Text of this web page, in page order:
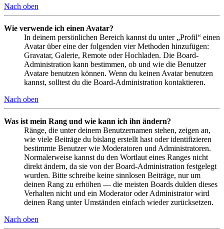
Nach oben
Wie verwende ich einen Avatar?
In deinem persönlichen Bereich kannst du unter „Profil“ einen
Avatar über eine der folgenden vier Methoden hinzufügen:
Gravatar, Galerie, Remote oder Hochladen. Die Board-
Administration kann bestimmen, ob und wie die Benutzer
Avatare benutzen können. Wenn du keinen Avatar benutzen
kannst, solltest du die Board-Administration kontaktieren.
Nach oben
Was ist mein Rang und wie kann ich ihn ändern?
Ränge, die unter deinem Benutzernamen stehen, zeigen an,
wie viele Beiträge du bislang erstellt hast oder identifizieren
bestimmte Benutzer wie Moderatoren und Administratoren.
Normalerweise kannst du den Wortlaut eines Ranges nicht
direkt ändern, da sie von der Board-Administration festgelegt
wurden. Bitte schreibe keine sinnlosen Beiträge, nur um
deinen Rang zu erhöhen — die meisten Boards dulden dieses
Verhalten nicht und ein Moderator oder Administrator wird
deinen Rang unter Umständen einfach wieder zurücksetzen.
Nach oben